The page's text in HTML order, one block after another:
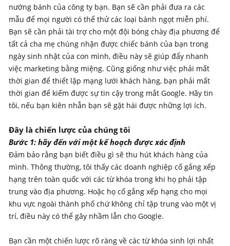
nướng bánh của công ty bạn. Bạn sẽ cần phải đưa ra các
mẫu để mọi người có thể thử các loại bánh ngọt miễn phí.
Bạn sẽ cần phải tài trợ cho một đội bóng chày địa phương để
tất cả cha mẹ chúng nhận được chiếc bánh của bạn trong
ngày sinh nhật của con mình, điều này sẽ giúp đẩy nhanh
việc marketing bằng miệng. Cũng giống như việc phải mất
thời gian để thiết lập mạng lưới khách hàng, bạn phải mất
thời gian để kiếm được sự tin cậy trong mắt Google. Hãy tin
tôi, nếu bạn kiên nhẫn bạn sẽ gặt hái được những lợi ích.
Đây là chiến lược của chúng tôi
Bước 1: hãy đến với một kế hoạch được xác định
Đảm bảo rằng bạn biết điều gì sẽ thu hút khách hàng của
mình. Thông thường, tôi thấy các doanh nghiệp cố gắng xếp
hạng trên toàn quốc với các từ khóa trong khi họ phải tập
trung vào địa phương. Hoặc họ cố gắng xếp hạng cho mọi
khu vực ngoài thành phố chứ không chỉ tập trung vào một vị
trí, điều này có thể gây nhầm lẫn cho Google.
Bạn cần một chiến lược rõ ràng về các từ khóa sinh lợi nhất